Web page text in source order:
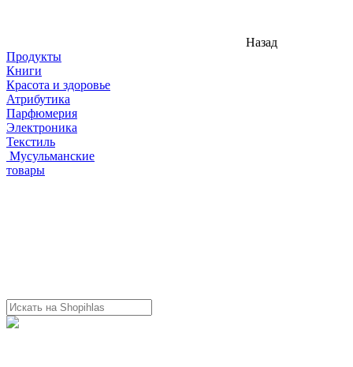
Назад
Продукты
Книги
Красота и здоровье
Атрибутика
Парфюмерия
Электроника
Текстиль
Мусульманские
товары